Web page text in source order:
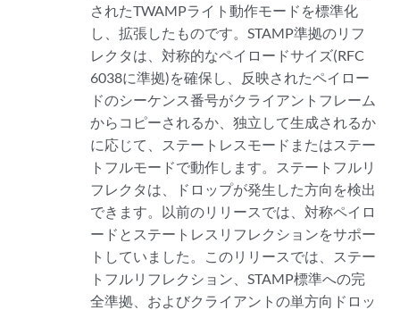
されたTWAMPライト動作モードを標準化
し、拡張したものです。STAMP準拠のリフ
レクタは、対称的なペイロードサイズ(RFC
6038に準拠)を確保し、反映されたペイロー
ドのシーケンス番号がクライアントフレーム
からコピーされるか、独立して生成されるか
に応じて、ステートレスモードまたはステー
トフルモードで動作します。ステートフルリ
フレクタは、ドロップが発生した方向を検出
できます。以前のリリースでは、対称ペイロ
ードとステートレスリフレクションをサポー
トしていました。このリリースでは、ステー
トフルリフレクション、STAMP標準への完
全準拠、およびクライアントの単方向ドロッ